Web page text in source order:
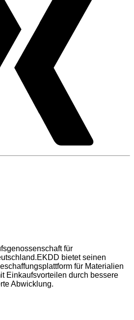
für
bietet seinen
für Materialien
Einkaufsvorteilen durch bessere
Abwicklung.